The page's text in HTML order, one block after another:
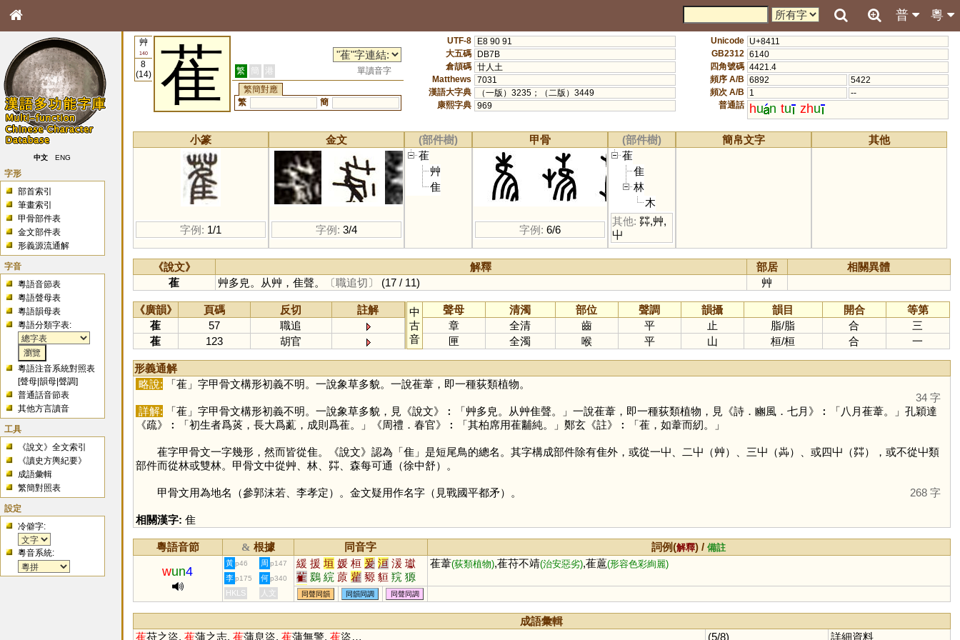
粵
普
中文 ENG
字形
部首索引
筆畫索引
甲骨部件表
金文部件表
形義源流通解
字音
粵語音節表
粵語聲母表
粵語韻母表
粵語分類字表:
粵語注音系統對照表
[聲母 |韻母 |聲調]
普通話音節表
其他方言讀音
工具
《說文》全文索引
《讀史方輿紀要》
成語彙輯
繁簡對照表
設定
冷僻字:
粵音系統:
艸
140
8
(14)
萑 繁 簡 港
單讀音字
繁簡對應
繁
簡
UTF-8
E8 90 91
大五碼
DB7B
倉頡碼 廿人土
Matthews
7031
漢語大字典
（一版）3235；（二版）3449
康熙字典 969
Unicode U+8411
GB2312 6140
四角號碼 4421.4
頻序 A/B 6892
5422
頻次 A/B
1
--
普通話 hu n tu zhu
小篆
字例: 1/1
金文
字例: 3/4
(部件樹)
萑
艸
隹
甲骨
字例: 6/6
(部件樹)
萑
隹
林
木
其他: 茻,艸,
屮
簡帛文字 其他
《說文》 解釋 部居
相關異體
萑
艸多皃。从艸，隹聲。 〔職追切〕 (17 / 11) 艸
《廣韻》 頁碼 反切
註解
萑
57
職追
萑
123 胡官
中
古
音
聲母 清濁 部位 聲調 韻攝 韻目 開合
等第
章
全清 齒 平 止 脂/脂 合
三
匣
全濁 喉 平 山 桓/桓 合 一
形義通解
略說: 「萑」字甲骨文構形初義不明。一說象草多貌。一說萑葦，即一種荻類植物。
34 字
詳解: 「萑」字甲骨文構形初義不明。一說象草多貌，見《說文》︰「艸多皃。从艸隹聲。」一說萑葦，即一種荻類植物，見《詩．豳風．七月》︰「八月萑葦。」孔穎達
《疏》︰「初生者爲菼，長大爲薍，成則爲萑。」《周禮．春官》︰「其柏席用萑黼純。」鄭玄《註》︰「萑，如葦而紉。」
萑字甲骨文一字幾形，然而皆從隹。《說文》認為「隹」是短尾鳥的總名。其字構成部件除有隹外，或從一屮、二屮（艸）、三屮（芔）、或四屮（茻），或不從屮類
部件而從林或雙林。甲骨文中從艸、林、茻、森每可通（徐中舒）。
甲骨文用為地名（參郭沫若、李孝定）。金文疑用作名字（見戰國平都矛）。 268 字
相關漢字: 隹
粵語音節 & 根據 同音字 詞例(解釋) /備註
wun4
黃 p46 周 p147 緩 援 垣 媛 桓 爰 洹 湲 瓛
雈 鶢 綄 蒝 雚 豲 貆 羦 獂
荁 狟 峘
萑葦(荻類植物),萑苻不靖(治安惡劣),萑蔰(形容色彩絢麗)
李 p175 何 p340
HKLS 人文 同聲同韻 同韻同調 同聲同調
成語彙輯
萑苻之盜, 萑蒲之志, 萑蒲息盜, 萑蒲無警, 萑盜… (5/8) 詳細資料